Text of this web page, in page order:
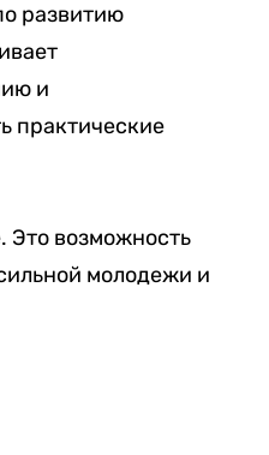
развитию
и
практические
Это возможность
молодежи и